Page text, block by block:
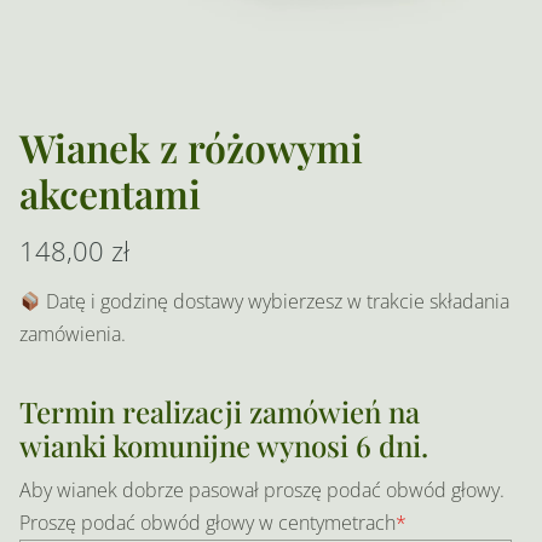
Wianek z różowymi
akcentami
148,00 zł
Datę i godzinę dostawy wybierzesz w trakcie składania
zamówienia.
Termin realizacji zamówień na
wianki komunijne wynosi 6 dni.
Aby wianek dobrze pasował proszę podać obwód głowy.
Proszę podać obwód głowy w centymetrach*